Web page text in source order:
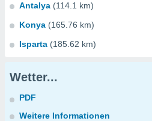
Antalya (114.1 km)
Konya (165.76 km)
Isparta (185.62 km)
Wetter...
PDF
Weitere Informationen